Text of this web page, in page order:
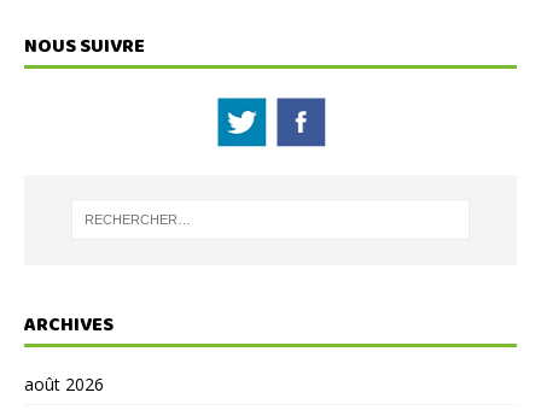
NOUS SUIVRE
ARCHIVES
août 2026